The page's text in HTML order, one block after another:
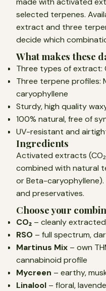
selected terpenes.
extract and three
decide which
What makes these
Three types of extract:
Three terpene profiles:
caryophyllene
Sturdy, high quality
100% natural, free of
UV-resistant and
Ingredients
Activated extracts
combined with natural
or Beta-
and preservatives.
Choose your
CO₂ – cleanly
RSO – full spectrum,
Martinus Mix – own
cannabinoid profile
Mycreen – earthy,
Linalool – floral,